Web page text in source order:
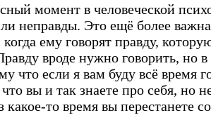
момент в человеческой
неправды. Это ещё более
ему говорят правду,
вроде нужно говорить, но
что если я вам буду всё время
вы и так знаете про себя, но
какое-то время вы перестанете